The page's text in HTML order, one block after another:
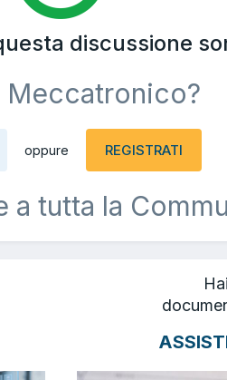
discussione
Meccatronico?
oppure REGISTRATI
a tutta la